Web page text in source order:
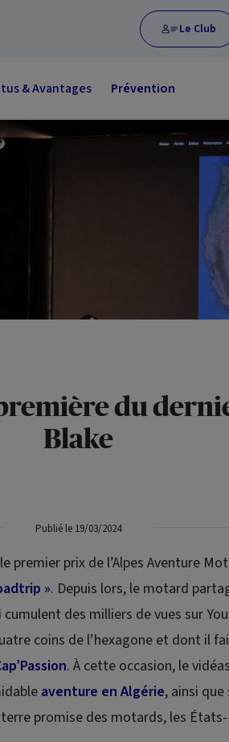
Le Club
& Avantages Prévention
du
Blake
Publié le 19/03/2024
premier prix de l’Alpes Aventure
». Depuis lors, le motard
des milliers de vues sur
coins de l’hexagone et dont il
. À cette occasion, le
aventure en Algérie, ainsi
promise des motards, les